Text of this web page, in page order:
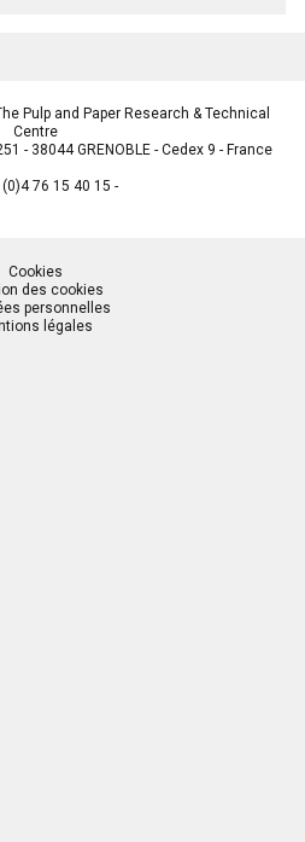
Pulp and Paper Research & Technical
Centre
- 38044 GRENOBLE - Cedex 9 - France
76 15 40 15
Cookies
des cookies
personnelles
légales